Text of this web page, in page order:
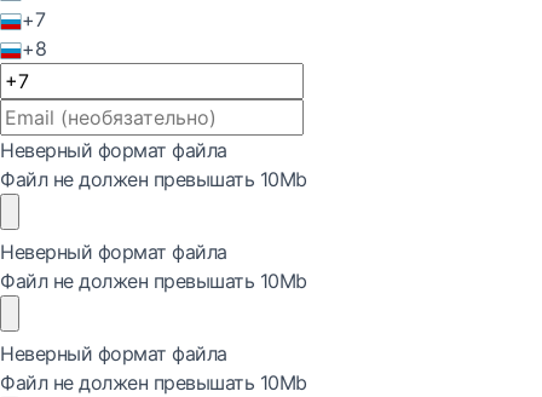
+7
+8
Неверный формат файла
Файл не должен превышать 10Mb
Неверный формат файла
Файл не должен превышать 10Mb
Неверный формат файла
Файл не должен превышать 10Mb